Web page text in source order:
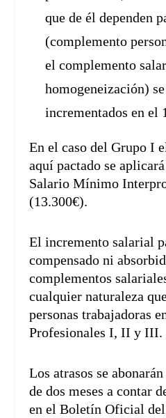
que de él dependen
(complemento
el complemento
homogeneización)
incrementados en el
En el caso del Grupo I
aquí pactado se
Salario Mínimo
(13.300€).
El incremento salarial
compensado ni
complementos
cualquier naturaleza
personas trabajadoras
Profesionales I, II y III.
Los atrasos se
de dos meses a contar
en el Boletín Oficial del